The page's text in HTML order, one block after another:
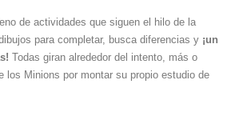
de actividades que siguen el hilo de la
para completar, busca diferencias y ¡un
Todas giran alrededor del intento, más o
los Minions por montar su propio estudio de